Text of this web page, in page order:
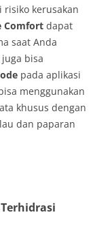
kerusakan
Comfort dapat
saat Anda
bisa
pada aplikasi
menggunakan
khusus dengan
dan paparan